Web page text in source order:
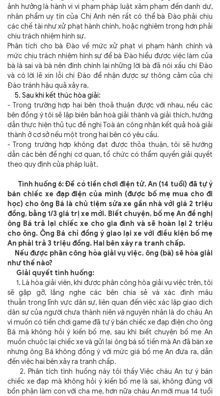
ảnh hưởng là hành vi vi phạm pháp luật xâm phạm đến danh dự,
nhân phẩm uy tín của Chị Anh nên rất có thể bà Đào phải chịu
các chế tài như xử phạt hành chính, hoặc nghiêm trọng hơn phải
chịu trách nhiệm hình sự.
Phân tích cho bà Đào về mức xử phạt vi phạm hành chính và
mức chịu trách nhiệm hình sự để bà Đào hiểu được việc làm của
bà là sai và bà nên đính chính lại những lời bà đã nói xấu chị Đào
và có lời lẽ xin lỗi chị Đào để nhận được sự thông cảm của chị
Đào tránh hậu quả xảy ra.
5. Sau khi kết thúc hòa giải:
- Trong trường hợp hai bên thoả thuận được với nhau, nếu các
bên đồng ý tôi sẽ lập biên bản hoà giải thành và giải thích, hướng
dẫn thực hiện thủ tục đề nghị Toà án công nhận kết quả hoà giải
thành ở cơ sở nếu một trong hai bên có yêu cầu.
- Trong trường hợp không đạt được thỏa thuận, tôi sẽ hướng
dẫn các bên đề nghị cơ quan, tổ chức có thẩm quyền giải quyết
theo quy định của pháp luật.
Tình huống 6: Để có tiền chơi điện tử, An (14 tuổi) đã tự ý
bán chiếc xe đạp điện của mình (được bố mẹ mua cho đi
học) cho ông Bá là chủ tiệm sửa xe gần nhà với giá 2 triệu
đồng, bằng 1/3 giá trị xe mới. Biết chuyện, bố mẹ An đề nghị
ông Bá trả lại chiếc xe cho gia đình và sẽ hoàn lại 2 triệu
cho ông. Ông Bá chỉ đồng ý giao lại xe với điều kiện bố mẹ
An phải trả 3 triệu đồng. Hai bên xảy ra tranh chấp.
Nếu được phân công hòa giải vụ việc, ông (bà) sẽ hòa giải
như thế nào?
Giải quyết tình huống:
1. Là hòa giải viên, khi được phân công hòa giải vụ việc trên, tôi
sẽ gặp gỡ, lắng nghe các bên chia sẻ và xác định mâu
thuẫn trong lĩnh vực dân sự, liên quan đến việc xác lập giao dịch
dân sự của người chưa thành niên và nguyên nhân là do cháu An
vì muốn có tiền chơi game đã tự ý bán chiếc xe đạp điện cho ông
Bá mà không hỏi ý kiến bố mẹ, sau khi biết chuyện bố mẹ An
muốn chuộc lại chiếc xe và gửi lại ông bá số tiền mà An đã bán xe
nhưng ông Bá không đồng ý với mức giá bố mẹ An đưa ra, dẫn
đến việc hai bên xảy ra tranh chấp.
2. Phân tích tình huống này tôi thấy Việc cháu An tự ý bán
chiếc xe đạp mà không hỏi ý kiến bố mẹ là sai, không đúng với
bổn phận làm con với cha mẹ, hơn nữa cháu An mới mua 14 tuổi